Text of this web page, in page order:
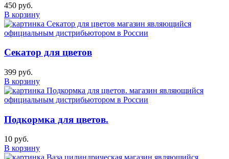
450 руб.
В корзину
Секатор для цветов
399 руб.
В корзину
Подкормка для цветов.
10 руб.
В корзину